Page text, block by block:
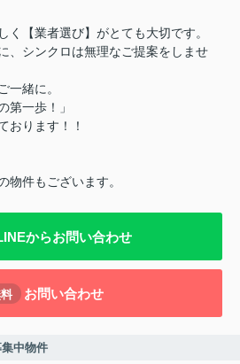
く【業者選び】がとても大切です。
、シンクロは無理なご提案をしませ
一緒に。
第一歩！」
おります！！
物件もございます。
からお問い合わせ
お問い合わせ
中物件